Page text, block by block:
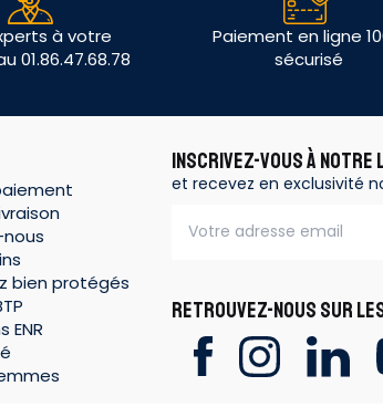
à votre
01.86.47.68.78
Paiement en ligne
sécurisé
bien protégés
ENR
INSCRIVEZ-VOUS À
et recevez en exclusivité
RETROUVEZ-NOUS SUR